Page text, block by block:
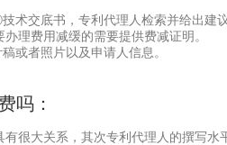
术交底书，专利代理人检索并给出建
理费用减缓的需要提供费减证明。
或者照片以及申请人信息。
吗：
很大关系，其次专利代理人的撰写水